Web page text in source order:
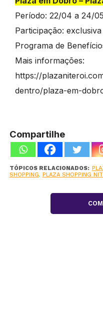
Período: 22/04 a 24/05
Participação:
Programa de
Mais informações:
https://
dentro/plaza-em-
Compartilhe
TÓPICOS RELACIONADOS:
SHOPPING, PLAZA SHOPPING